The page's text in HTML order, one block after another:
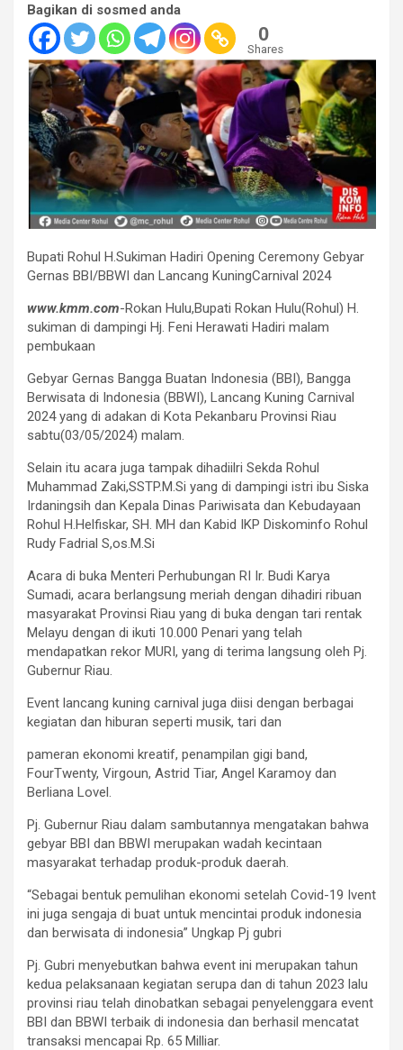
Bagikan di sosmed anda
0
Shares
Bupati Rohul H.Sukiman Hadiri Opening Ceremony Gebyar
Gernas BBI/BBWI dan Lancang KuningCarnival 2024
www.kmm.com-Rokan Hulu,Bupati Rokan Hulu(Rohul) H.
sukiman di dampingi Hj. Feni Herawati Hadiri malam
pembukaan
Gebyar Gernas Bangga Buatan Indonesia (BBI), Bangga
Berwisata di Indonesia (BBWI), Lancang Kuning Carnival
2024 yang di adakan di Kota Pekanbaru Provinsi Riau
sabtu(03/05/2024) malam.
Selain itu acara juga tampak dihadiilri Sekda Rohul
Muhammad Zaki,SSTP.M.Si yang di dampingi istri ibu Siska
Irdaningsih dan Kepala Dinas Pariwisata dan Kebudayaan
Rohul H.Helfiskar, SH. MH dan Kabid IKP Diskominfo Rohul
Rudy Fadrial S,os.M.Si
Acara di buka Menteri Perhubungan RI Ir. Budi Karya
Sumadi, acara berlangsung meriah dengan dihadiri ribuan
masyarakat Provinsi Riau yang di buka dengan tari rentak
Melayu dengan di ikuti 10.000 Penari yang telah
mendapatkan rekor MURI, yang di terima langsung oleh Pj.
Gubernur Riau.
Event lancang kuning carnival juga diisi dengan berbagai
kegiatan dan hiburan seperti musik, tari dan
pameran ekonomi kreatif, penampilan gigi band,
FourTwenty, Virgoun, Astrid Tiar, Angel Karamoy dan
Berliana Lovel.
Pj. Gubernur Riau dalam sambutannya mengatakan bahwa
gebyar BBI dan BBWI merupakan wadah kecintaan
masyarakat terhadap produk-produk daerah.
“Sebagai bentuk pemulihan ekonomi setelah Covid-19 Ivent
ini juga sengaja di buat untuk mencintai produk indonesia
dan berwisata di indonesia” Ungkap Pj gubri
Pj. Gubri menyebutkan bahwa event ini merupakan tahun
kedua pelaksanaan kegiatan serupa dan di tahun 2023 lalu
provinsi riau telah dinobatkan sebagai penyelenggara event
BBI dan BBWI terbaik di indonesia dan berhasil mencatat
transaksi mencapai Rp. 65 Milliar.